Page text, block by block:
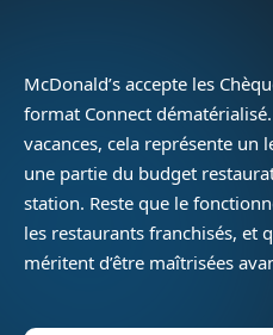
McDonald’s accepte les
format Connect
vacances, cela représente un
une partie du budget
station. Reste que le
les restaurants franchisés, et
méritent d’être maîtrisées